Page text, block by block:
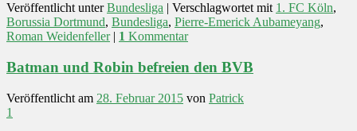
Veröffentlicht unter Bundesliga | Verschlagwortet mit 1. FC Köln,
Borussia Dortmund, Bundesliga, Pierre-Emerick Aubameyang,
Roman Weidenfeller | 1 Kommentar
Batman und Robin befreien den BVB
Veröffentlicht am 28. Februar 2015 von Patrick
1